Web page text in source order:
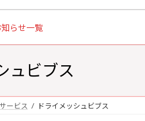
らせ一覧
ュビブス
ービス ドライメッシュビブス